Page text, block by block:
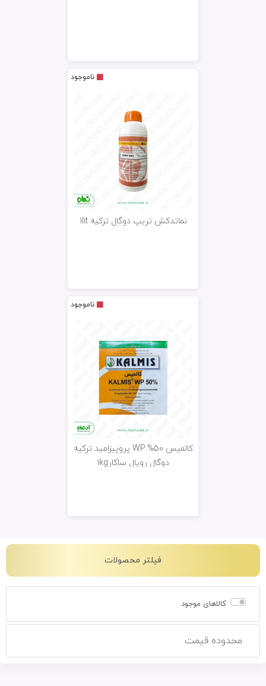
فیلتر محصولات
کالاهای موجود
محدوده قیمت
ناموجود
نماتدکش تریپ دوگال ترکیه 1lit
ناموجود
کالمیس 50%.WP پروپیزامید ترکیه
دوگال رویال ساکار1kg